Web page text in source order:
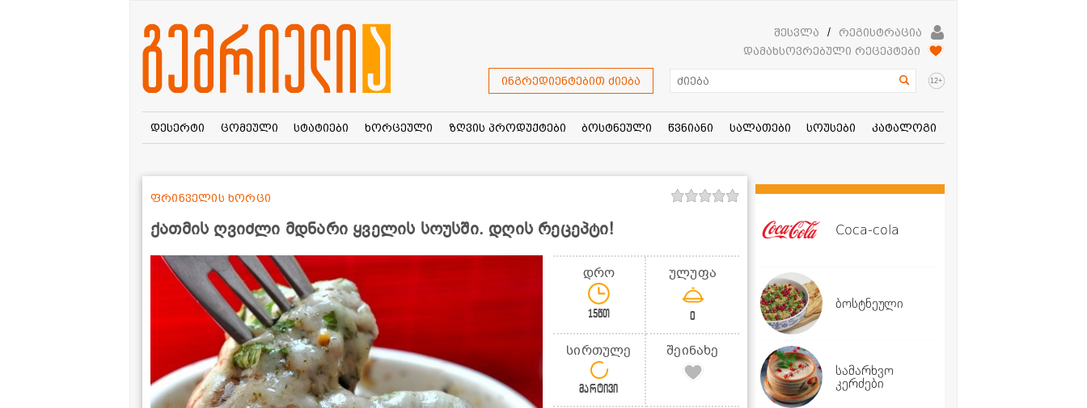
შესვლა /
რეგისტრაცია
დამახსოვრებული რეცეპტები
ინგრედიენტებით ძიება 12+
დესერტი ცომეული სტატიები ხორცეული ზღვის პროდუქტები ბოსტნეული წვნიანი სალათები სოუსები კატალოგი
ქათმის ღვიძლი მდნარი ყველის სოუსში. დღის რეცეპტი!
ფრინველის ხორცი
დრო
15წთ
ულუფა
0
სირთულე
მარტივი
შეინახე
Coca-cola
ბოსტნეული
სამარხვო
კერძები